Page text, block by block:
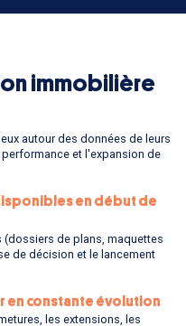
immobilière
autour des données de leurs
et l'expansion de
en début de
de plans, maquettes
de décision et le lancement
en constante évolution
les extensions, les